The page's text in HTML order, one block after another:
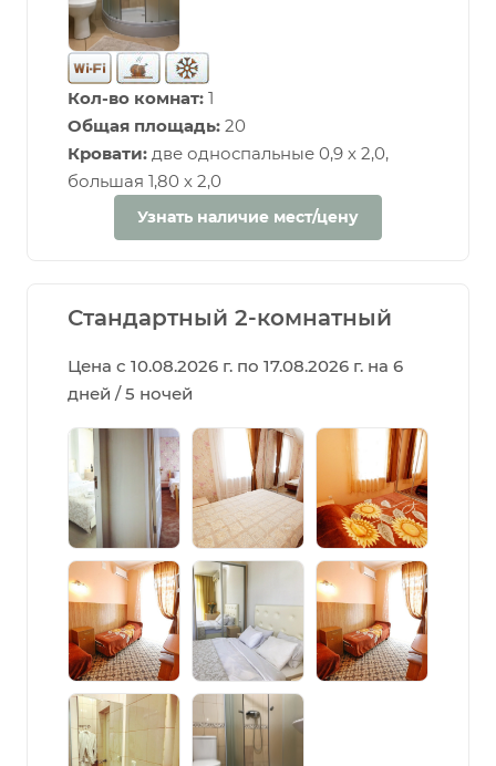
Кол-во комнат: 1
Общая площадь: 20
Кровати: две односпальные 0,9 х 2,0,
большая 1,80 х 2,0
Узнать наличие мест/цену
Стандартный 2-комнатный
Цена с 10.08.2026 г. по 17.08.2026 г. на 6
дней / 5 ночей